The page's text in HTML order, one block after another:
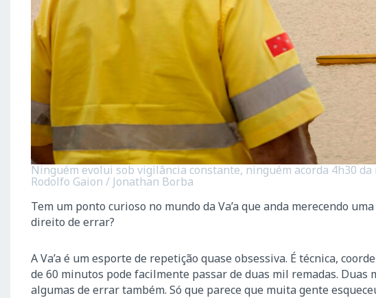
Ninguém evolui sob vigilância constante, ninguém acorda 4h30
Rodolfo Gaion / Jonathan Borba
Tem um ponto curioso no mundo da Va’a que anda merecendo
direito de errar?
A Va’a é um esporte de repetição quase obsessiva. É técnica,
de 60 minutos pode facilmente passar de duas mil remadas.
algumas de errar também. Só que parece que muita gente